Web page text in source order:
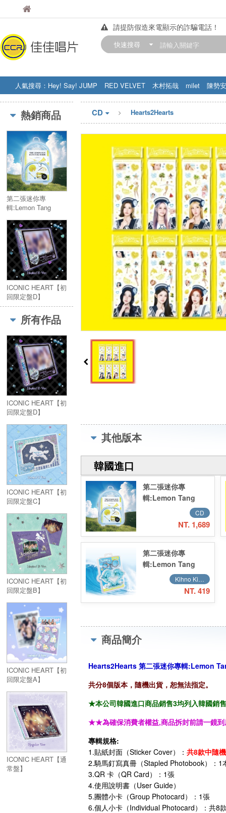
佳佳唱片
請提防假造來電顯示的詐騙電話！
【中華門市營業時間調整公告】
快速搜尋
人氣搜尋： Hey! Say! JUMP RED VELVET 木村拓哉 milet
陳勢安
STRAY KIDS
盧廣仲 周杰伦
熱銷商品
第二張迷你專
輯:Lemon Tang
(限量版)／2nd Mini
Album:Lemon Tang
(Summer Kit Ver.)
(Limited Edition)
ICONIC HEART【初
回限定盤D】
所有作品
ICONIC HEART【初
回限定盤D】
ICONIC HEART【初
回限定盤C】
ICONIC HEART【初
回限定盤B】
ICONIC HEART【初
回限定盤A】
ICONIC HEART【通
常盤】
CD Hearts2Hearts
其他版本
韓國進口
第二張迷你專
輯:Lemon Tang
(Summer Kit Ver.)
(限量版)／2nd Mini
Album:Lemon
Tang (Summer Kit
Ver.) (Limited
Edition)
CD
NT. 1,689
第二張迷你專
輯:Lemon Tang
(Keyring Ver.)
(Smart Album)／
Kihno Kit 智能卡 (Smart Music Card)
NT. 419
商品簡介
Hearts2Hearts 第二張迷你專輯:Lemon
共分8個版本，隨機出貨，恕無法指定。
★本公司韓國進口商品銷售3均列入韓國銷
★★為確保消費者權益,商品拆封前請一鏡
專輯規格:
1.貼紙封面（Sticker Cover）： 共8款中隨
2.騎馬釘寫真冊（Stapled Photobook）：1
3.QR 卡（QR Card）：1張
4.使用說明書（User Guide）
5.團體小卡（Group Photocard）：1張
6.個人小卡（Individual Photocard）：共8